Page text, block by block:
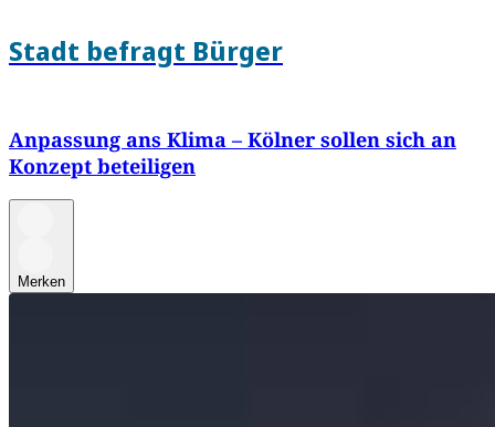
Stadt befragt Bürger
Anpassung ans Klima – Kölner sollen sich an
Konzept beteiligen
Merken